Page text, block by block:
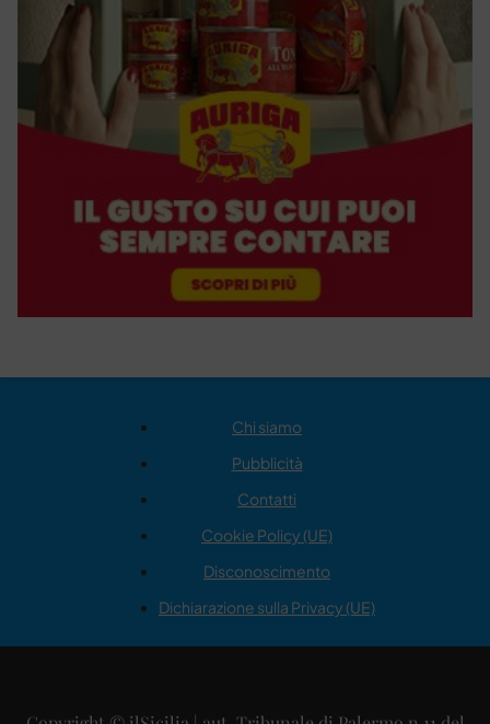
Chi siamo
Pubblicità
Contatti
Cookie Policy (UE)
Disconoscimento
Dichiarazione sulla Privacy (UE)